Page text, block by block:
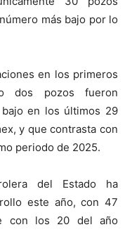
más bajo por lo
en los primeros
dos pozos fueron
en los últimos 29
y que contrasta con
periodo de 2025.
del Estado ha
este año, con 47
con los 20 del año